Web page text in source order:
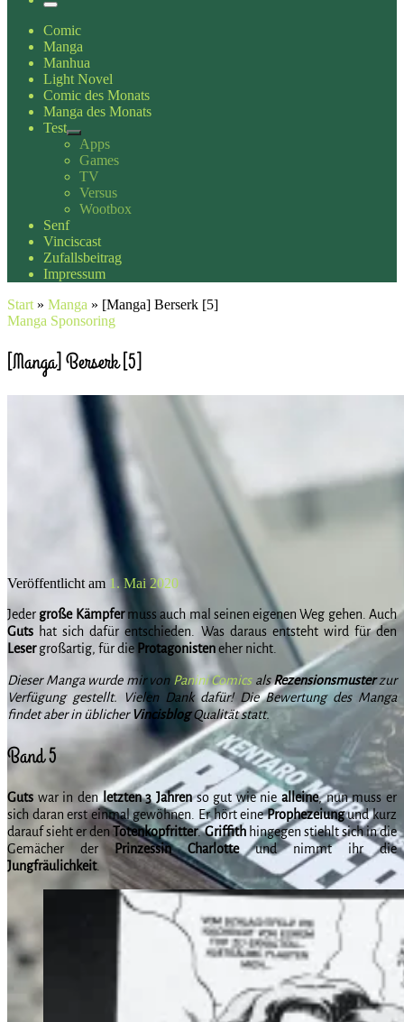
Menü
Comic
Manga
Manhua
Light Novel
Comic des Monats
Manga des Monats
Test
Apps
Games
TV
Versus
Wootbox
Senf
Vinciscast
Zufallsbeitrag
Impressum
Start » Manga » [Manga] Berserk [5]
Manga Sponsoring
[Manga] Berserk [5]
Veröffentlicht am 1. Mai 2020
Jeder große Kämpfermuss auch mal seinen eigenen Weg gehen. Auch
Guts hat sich dafür entschieden. Was daraus entsteht wird für den
Lesergroßartig, für die Protagonisteneher nicht.
Dieser Manga wurde mir von Panini ComicsalsRezensionsmusterzur
Verfügung gestellt. Vielen Dank dafür! Die Bewertung des Manga
findet aber in üblicherVincisblogQualität statt.
Band 5
Guts war in denletzten 3 Jahrenso gut wie niealleine, nun muss er
sich daran erst einmal gewöhnen. Er hört eineProphezeiungund kurz
darauf sieht er denTotenkopfritter.Griffithhingegen stiehlt sich in die
Gemächer derPrinzessin Charlotteund nimmt ihr die
Jungfräulichkeit.